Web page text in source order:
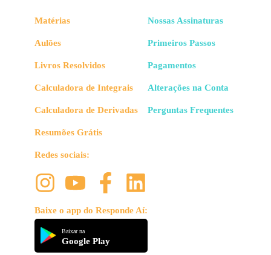
Matérias
Aulões
Livros Resolvidos
Calculadora de Integrais
Calculadora de Derivadas
Resumões Grátis
Redes sociais:
Baixe o app do Responde Aí:
Baixar na
Google Play
Nossas Assinaturas
Primeiros Passos
Pagamentos
Alterações na Conta
Perguntas Frequentes